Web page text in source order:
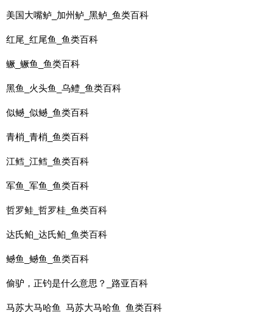
美国大嘴鲈_加州鲈_黑鲈_鱼类百科
红尾_红尾鱼_鱼类百科
鳜_鳜鱼_鱼类百科
黑鱼_火头鱼_乌鳢_鱼类百科
似鳡_似鳡_鱼类百科
青梢_青梢_鱼类百科
江鳕_江鳕_鱼类百科
军鱼_军鱼_鱼类百科
哲罗鲑_哲罗桂_鱼类百科
达氏鲌_达氏鲌_鱼类百科
鳡鱼_鳡鱼_鱼类百科
偷驴，正钓是什么意思？_路亚百科
马苏大马哈鱼_马苏大马哈鱼_鱼类百科